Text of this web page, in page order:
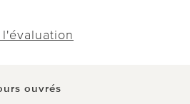
ouvrés